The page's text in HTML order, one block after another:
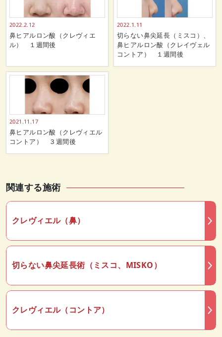
2022.2.12
鼻ヒアルロン酸（クレヴィエ
ル） １週間後
2022.1.11
切らない鼻尖延長（ミスコ）、
鼻ヒアルロン酸（クレイヴェル
コントア） １週間後
2021.11.17
鼻ヒアルロン酸（クレヴィエル
コントア） ３週間後
関連する施術
クレヴィエル（鼻）
切らない鼻尖延長術（ミスコ、MISKO）
クレヴィエル（コントア）